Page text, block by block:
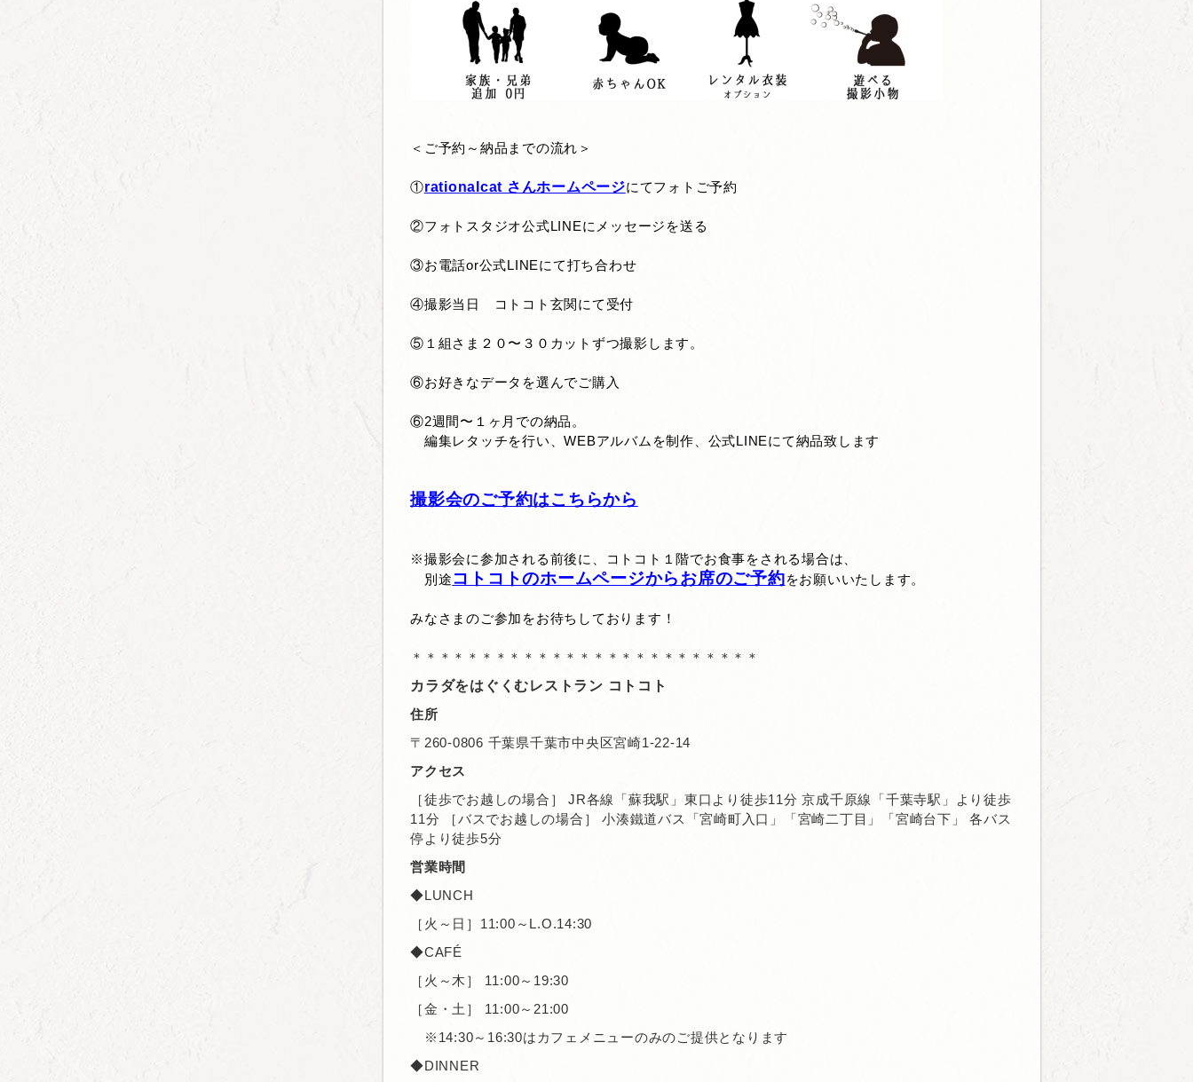
＜ご予約～納品までの流れ＞
①rationalcat さんホームページにてフォトご予約
②フォトスタジオ公式LINEにメッセージを送る
③お電話or公式LINEにて打ち合わせ
④撮影当日 コトコト玄関にて受付
⑤１組さま２０〜３０カットずつ撮影します。
⑥お好きなデータを選んでご購入
⑥2週間〜１ヶ月での納品。
編集レタッチを行い、WEBアルバムを制作、公式LINEにて納品致します
撮影会のご予約はこちらから
※撮影会に参加される前後に、コトコト１階でお食事をされる場合は、
別途コトコトのホームページからお席のご予約をお願いいたします。
みなさまのご参加をお待ちしております！
＊＊＊＊＊＊＊＊＊＊＊＊＊＊＊＊＊＊＊＊＊＊＊＊＊
カラダをはぐくむレストラン コトコト
住所
〒260-0806 千葉県千葉市中央区宮崎1-22-14
アクセス
［徒歩でお越しの場合］ JR各線「蘇我駅」東口より徒歩11分 京成千原線「千葉寺駅」より徒歩
11分 ［バスでお越しの場合］ 小湊鐵道バス「宮崎町入口」「宮崎二丁目」「宮崎台下」 各バス
停より徒歩5分
営業時間
◆LUNCH
［火～日］11:00～L.O.14:30
◆CAFÉ
［火～木］
11:00～19:30
［金・土］
11:00～21:00
※14:30～16:30はカフェメニューのみのご提供となります
◆DINNER